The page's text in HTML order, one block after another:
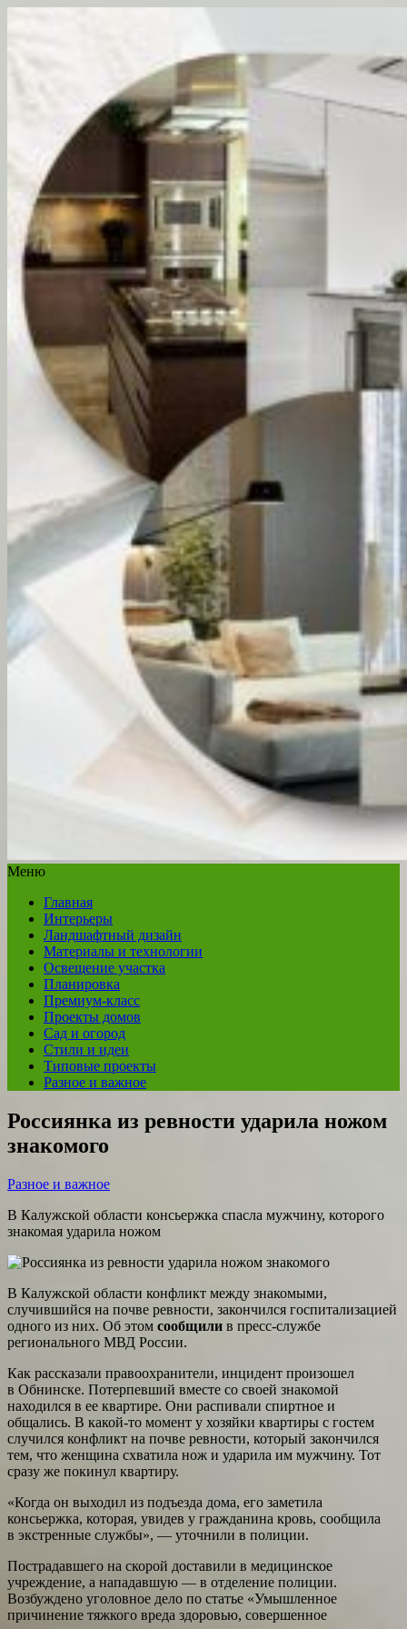
Меню
Главная
Интерьеры
Ландшафтный дизайн
Материалы и технологии
Освещение участка
Планировка
Премиум-класс
Проекты домов
Сад и огород
Стили и идеи
Типовые проекты
Разное и важное
Россиянка из ревности ударила ножом
знакомого
Разное и важное
В Калужской области консьержка спасла мужчину, которого
знакомая ударила ножом
В Калужской области конфликт между знакомыми,
случившийся на почве ревности, закончился госпитализацией
одного из них. Об этом сообщили в пресс-службе
регионального МВД России.
Как рассказали правоохранители, инцидент произошел
в Обнинске. Потерпевший вместе со своей знакомой
находился в ее квартире. Они распивали спиртное и
общались. В какой-то момент у хозяйки квартиры с гостем
случился конфликт на почве ревности, который закончился
тем, что женщина схватила нож и ударила им мужчину. Тот
сразу же покинул квартиру.
«Когда он выходил из подъезда дома, его заметила
консьержка, которая, увидев у гражданина кровь, сообщила
в экстренные службы», — уточнили в полиции.
Пострадавшего на скорой доставили в медицинское
учреждение, а нападавшую — в отделение полиции.
Возбуждено уголовное дело по статье «Умышленное
причинение тяжкого вреда здоровью, совершенное